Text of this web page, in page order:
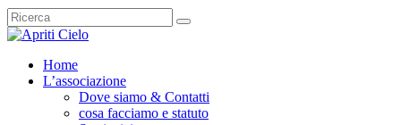
Home
L’associazione
Dove siamo & Contatti
cosa facciamo e statuto